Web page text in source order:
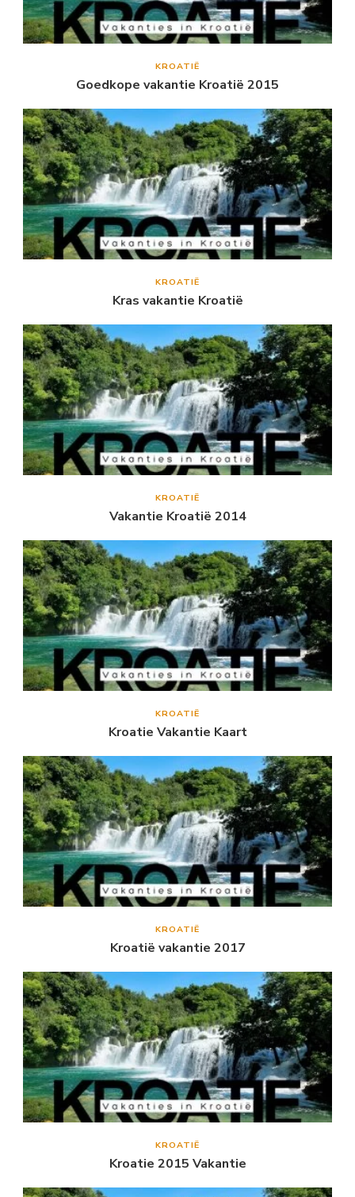
KROATIË
Goedkope vakantie Kroatië 2015
KROATIË
Kras vakantie Kroatië
KROATIË
Vakantie Kroatië 2014
KROATIË
Kroatie Vakantie Kaart
KROATIË
Kroatië vakantie 2017
KROATIË
Kroatie 2015 Vakantie